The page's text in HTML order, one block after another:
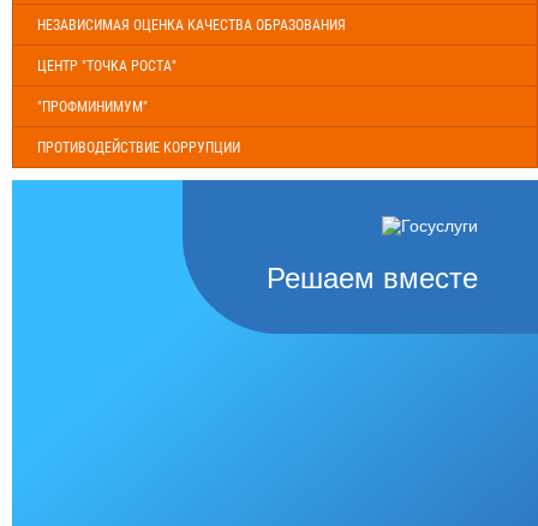
НЕЗАВИСИМАЯ ОЦЕНКА КАЧЕСТВА ОБРАЗОВАНИЯ
ЦЕНТР "ТОЧКА РОСТА"
"ПРОФМИНИМУМ"
ПРОТИВОДЕЙСТВИЕ КОРРУПЦИИ
Решаем вместе